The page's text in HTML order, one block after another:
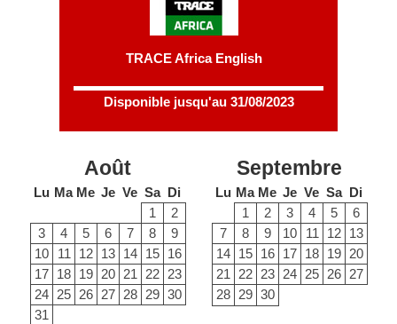
TRACE Africa English
Disponible jusqu'au 31/08/2023
Août
Lu Ma Me Je Ve Sa Di
1
2
3
4 5 6 7 8
9
10
11 12 13 14 15 16
17 18 19 20 21 22 23
24 25 26 27 28 29 30
31
Septembre
Lu Ma Me Je Ve Sa Di
1
2 3 4 5
6
7
8 9 10 11 12 13
14 15 16 17 18 19 20
21
22 23 24 25 26 27
28 29 30